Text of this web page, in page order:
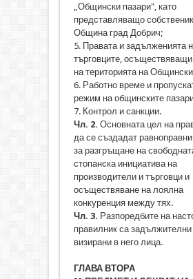
„Общински пазари", като
представляващо
Община град Добрич;
5. Правата и задълженията
търговците,
на територията на
6. Работно време и
режим на общинските
7. Контрол и санкции.
Чл. 2. Основната цел на
да се създадат
за разгръщане на
стопанска инициатива на
производители и търговци и
осъществяване на лоялна
конкуренция между тях.
Чл. 3. Разпоредбите на
правилник са задължителни
визирани в него лица.
ГЛАВА ВТОРА